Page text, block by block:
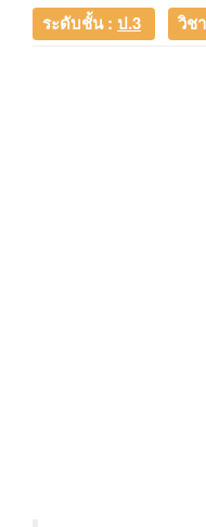
ระดับชั้น : ป.3 วิช